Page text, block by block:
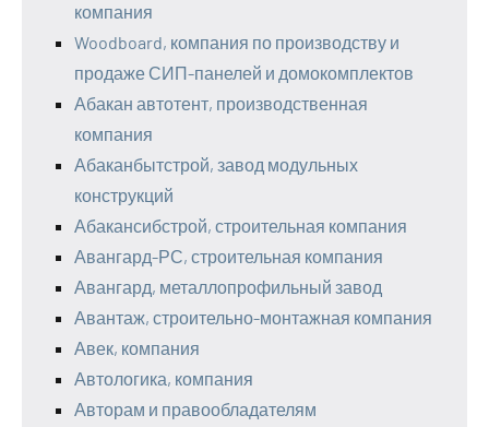
компания
Woodboard, компания по производству и
продаже СИП-панелей и домокомплектов
Абакан автотент, производственная
компания
Абаканбытстрой, завод модульных
конструкций
Абакансибстрой, строительная компания
Авангард-РС, строительная компания
Авангард, металлопрофильный завод
Авантаж, строительно-монтажная компания
Авек, компания
Автологика, компания
Авторам и правообладателям